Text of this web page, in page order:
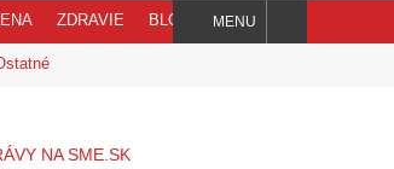
ZDRAVIE BLOG
Hľadaj
MENU
NA SME.SK